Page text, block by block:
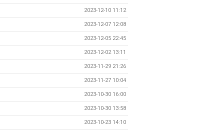
2023-12-10 11:12
2023-12-07 12:08
2023-12-05 22:45
2023-12-02 13:11
2023-11-29 21:26
2023-11-27 10:04
2023-10-30 16:00
2023-10-30 13:58
2023-10-23 14:10